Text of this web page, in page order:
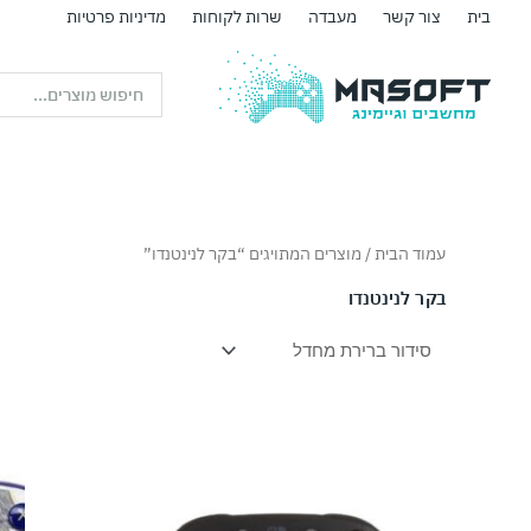
בית צור קשר מעבדה שרות לקוחות מדיניות פרטיות
...
עמוד הבית/ מוצרים המתויגים “בקר לנינטנדו”
בקר לנינטנדו